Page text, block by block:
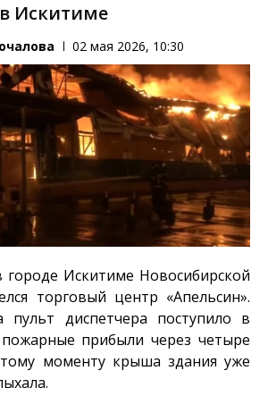
Искитиме
02 мая 2026, 10:30
Искитиме Новосибирской
торговый центр «Апельсин».
диспетчера поступило в
прибыли через четыре
моменту крыша здания уже